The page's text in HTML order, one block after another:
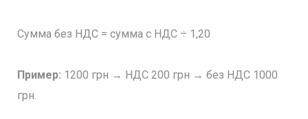
Сумма без НДС = сумма с НДС ÷ 1,20
Пример: 1200 грн → НДС 200 грн → без НДС 1000
грн.